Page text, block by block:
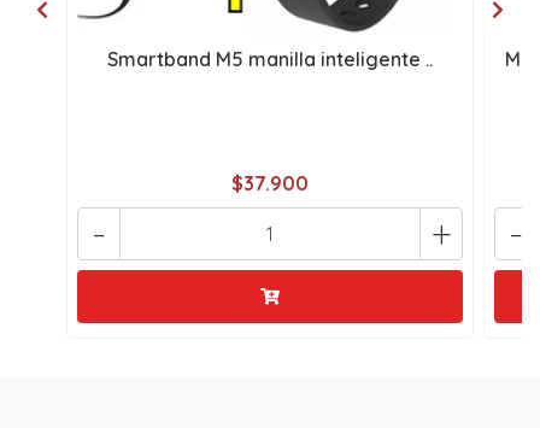
Smartband M5 manilla inteligente ..
$37.900
+
- -